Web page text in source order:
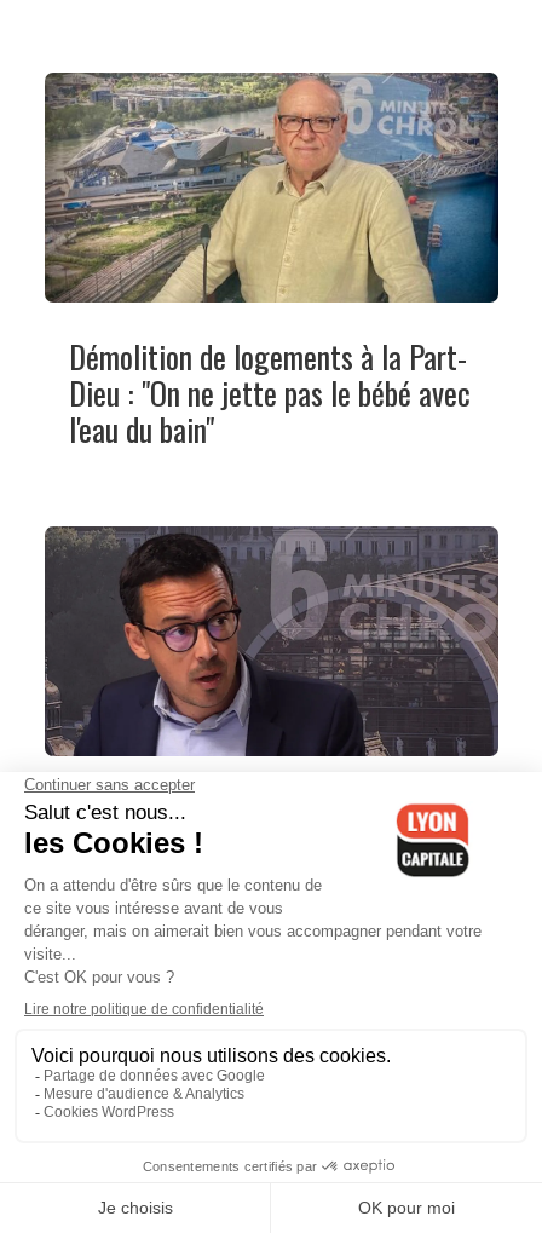
Démolition de logements à la Part-
Dieu : "On ne jette pas le bébé avec
l'eau du bain"
"Il faut que nous soyons unitaires
pour les prochaines échéances
électorales", demande Laurent
Bosetti